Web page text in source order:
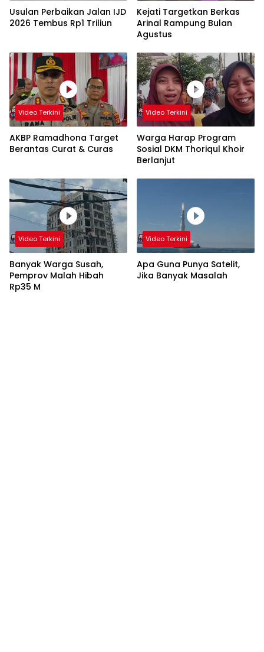
Usulan Perbaikan Jalan IJD
2026 Tembus Rp1 Triliun
Kejati Targetkan Berkas
Arinal Rampung Bulan
Agustus
Video Terkini
AKBP Ramadhona Target
Berantas Curat & Curas
Video Terkini
Warga Harap Program
Sosial DKM Thoriqul Khoir
Berlanjut
Video Terkini
Banyak Warga Susah,
Pemprov Malah Hibah
Rp35 M
Video Terkini
Apa Guna Punya Satelit,
Jika Banyak Masalah